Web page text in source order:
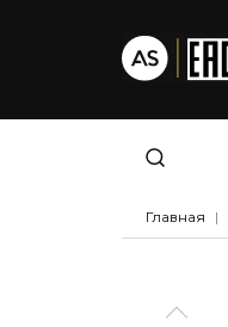
Главная